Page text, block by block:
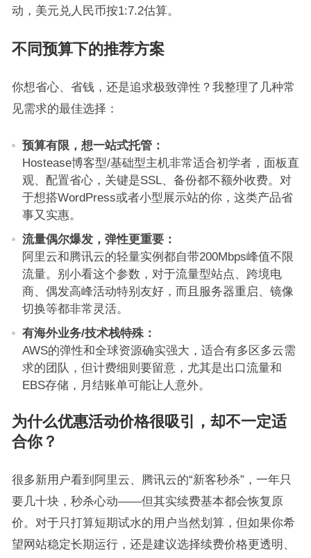
动，美元兑人民币按1:7.2估算。
不同预算下的推荐方案
你想省心、省钱，还是追求极致弹性？我整理了几种常
见需求的最佳选择：
预算有限，想一站式托管：
Hostease博客型/基础型主机非常适合初学者，面板直
观、配置省心，关键是SSL、备份都不额外收费。对
于想搭WordPress或者小型展示站的你，这类产品省
事又实惠。
流量偶尔爆发，弹性更重要：
阿里云和腾讯云的轻量实例都自带200Mbps峰值不限
流量。别小看这个参数，对于流量型站点、跨境电
商、偶发高峰活动特别友好，而且服务器重启、镜像
切换等都非常灵活。
有海外业务/技术栈特殊：
AWS的弹性和全球资源确实强大，适合有多区多云需
求的团队，但计费细则要留意，尤其是出口流量和
EBS存储，月结账单可能让人意外。
为什么优惠活动价格很吸引，却不一定适
合你？
很多新用户看到阿里云、腾讯云的“新客秒杀”，一年只
要几十块，秒杀心动——但其实续费基本都会恢复原
价。对于只打算短期试水的用户当然划算，但如果你希
望网站稳定长期运行，还是建议选择续费价格更透明、